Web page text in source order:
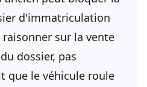
d'immatriculation
sur la vente
dossier, pas
que le véhicule roule